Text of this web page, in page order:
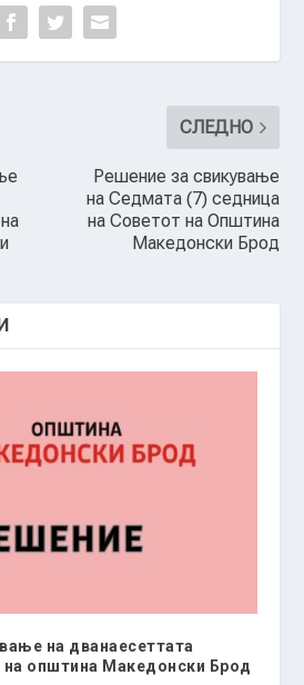
СЛЕДНО
Решение за свикување
на Седмата (7) седница
на Советот на Општина
Македонски Брод
на дванаесеттата
на општина Македонски Брод